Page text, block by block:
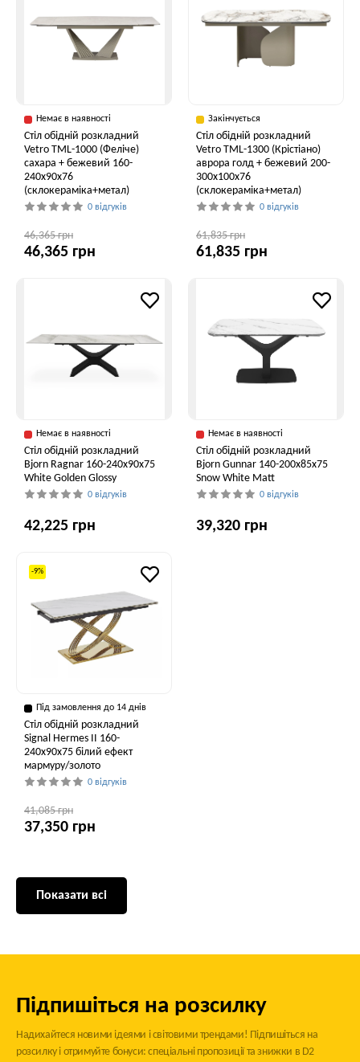
Немає в наявності
Стіл обідній розкладний
Vetro ТМL-1000 (Феліче)
сахара + бежевий 160-
240x90x76
(склокераміка+метал)
0 відгуків
46,365 грн
46,365 грн
Закінчується
Стіл обідній розкладний
Vetro TML-1300 (Крістіано)
аврора голд + бежевий 200-
300x100x76
(склокераміка+метал)
0 відгуків
61,835 грн
61,835 грн
Немає в наявності
Стіл обідній розкладний
Bjorn Ragnar 160-240х90х75
White Golden Glossy
0 відгуків
42,225 грн
Немає в наявності
Стіл обідній розкладний
Bjorn Gunnar 140-200х85х75
Snow White Matt
0 відгуків
39,320 грн
-9%
Під замовлення до 14 днів
Стіл обідній розкладний
Signal Hermes II 160-
240x90x75 білий ефект
мармуру/золото
0 відгуків
41,085 грн
37,350 грн
Показати всі
Підпишіться на розсилку
Надихайтеся новими ідеями і світовими трендами! Підпишіться на
розсилку і отримуйте бонуси: спеціальні пропозиції та знижки в D2